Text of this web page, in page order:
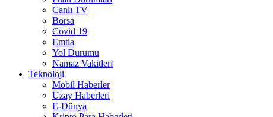
Canlı TV
Borsa
Covid 19
Emtia
Yol Durumu
Namaz Vakitleri
Teknoloji
Mobil Haberler
Uzay Haberleri
E-Dünya